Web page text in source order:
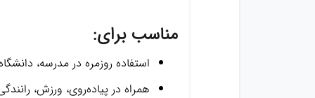
مناسب برای:
استفاده روزمره در مدرسه،
همراه در پیاده‌روی، ورزش،